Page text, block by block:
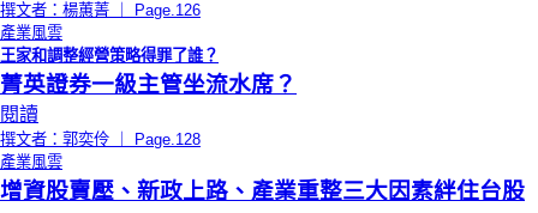
撰文者：楊蕙菁 ｜ Page.126
產業風雲
王家和調整經營策略得罪了誰？
菁英證券一級主管坐流水席？
閱讀
撰文者：郭奕伶 ｜ Page.128
產業風雲
增資股賣壓、新政上路、產業重整三大因素絆住台股